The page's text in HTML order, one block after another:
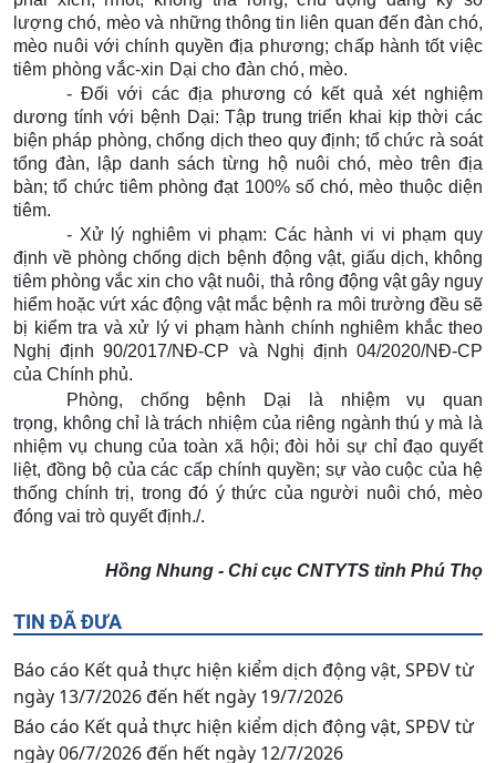
lượng chó, mèo và những thông tin liên quan đến đàn chó,
mèo nuôi với chính quyền địa phương; chấp hành tốt việc
tiêm phòng vắc-xin Dại cho đàn chó, mèo.
- Đối với các địa phương có kết quả xét nghiệm
dương tính với bệnh Dại: Tập trung triển khai kịp thời các
biện pháp phòng, chống dịch theo quy định; tổ chức rà soát
tổng đàn, lập danh sách từng hộ nuôi chó, mèo trên địa
bàn; tổ chức tiêm phòng đạt 100% số chó, mèo thuộc diện
tiêm.
- Xử lý nghiêm vi phạm: Các hành vi vi phạm quy
định về phòng chống dịch bệnh động vật, giấu dịch, không
tiêm phòng vắc xin cho vật nuôi, thả rông động vật gây nguy
hiểm hoặc vứt xác động vật mắc bệnh ra môi trường đều sẽ
bị kiểm tra và xử lý vi phạm hành chính nghiêm khắc theo
Nghị định 90/2017/NĐ-CP và Nghị định 04/2020/NĐ-CP
của Chính phủ.
Phòng, chống bệnh Dại là nhiệm vụ quan
trọng, không chỉ là trách nhiệm của riêng ngành thú y mà là
nhiệm vụ chung của toàn xã hội; đòi hỏi sự chỉ đạo quyết
liệt, đồng bộ của các cấp chính quyền; sự vào cuộc của hệ
thống chính trị, trong đó ý thức của người nuôi chó, mèo
đóng vai trò quyết định./.
Hồng Nhung - Chi cục CNTYTS tỉnh Phú Thọ
TIN ĐÃ ĐƯA
Báo cáo Kết quả thực hiện kiểm dịch động vật, SPĐV từ
ngày 13/7/2026 đến hết ngày 19/7/2026
Báo cáo Kết quả thực hiện kiểm dịch động vật, SPĐV từ
ngày 06/7/2026 đến hết ngày 12/7/2026